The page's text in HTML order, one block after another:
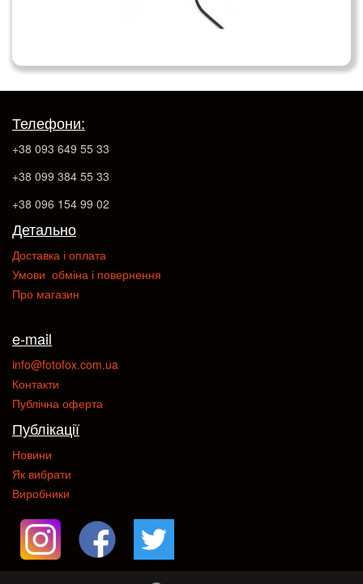
Телефони:
+38 093 649 55 33
+38 099 384 55 33
+38 096 154 99 02
Детально
Доставка і оплата
Умови обміна і повернення
Про магазин
e-mail
info@fotofox.com.ua
Контакти
Публічна оферта
Публікації
Новини
Як вибрати
Виробники